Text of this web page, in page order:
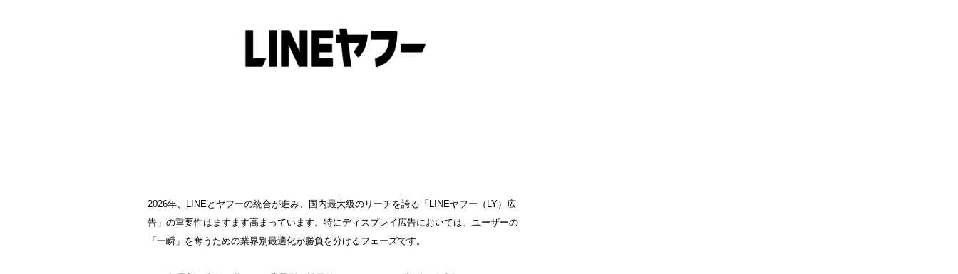
2026年、LINEとヤフーの統合が進み、国内最大級のリーチを誇る「LINEヤフー（LY）広
告」の重要性はますます高まっています。特にディスプレイ広告においては、ユーザーの
「一瞬」を奪うための業界別最適化が勝負を分けるフェーズです。